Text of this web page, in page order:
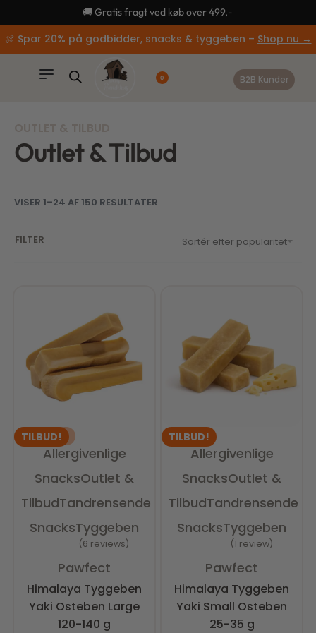
🚚 Gratis fragt ved køb over 499,-
🍖 Spar 20% på godbidder, snacks & tyggeben – Shop nu →
0 B2B Kunder
Outlet & Tilbud
VISER 1–24 AF 150 RESULTATER
Sortér efter popularitet
FILTER
TILBUD!
UDSOLGT
Allergivenlige
SnacksOutlet &
TilbudTandrensende
SnacksTyggeben
6 reviews
Pawfect
Himalaya Tyggeben
Yaki Osteben Large
120-140 g
TILBUD!
Allergivenlige
SnacksOutlet &
TilbudTandrensende
SnacksTyggeben
1 review
Pawfect
Himalaya Tyggeben
Yaki Small Osteben
25-35 g